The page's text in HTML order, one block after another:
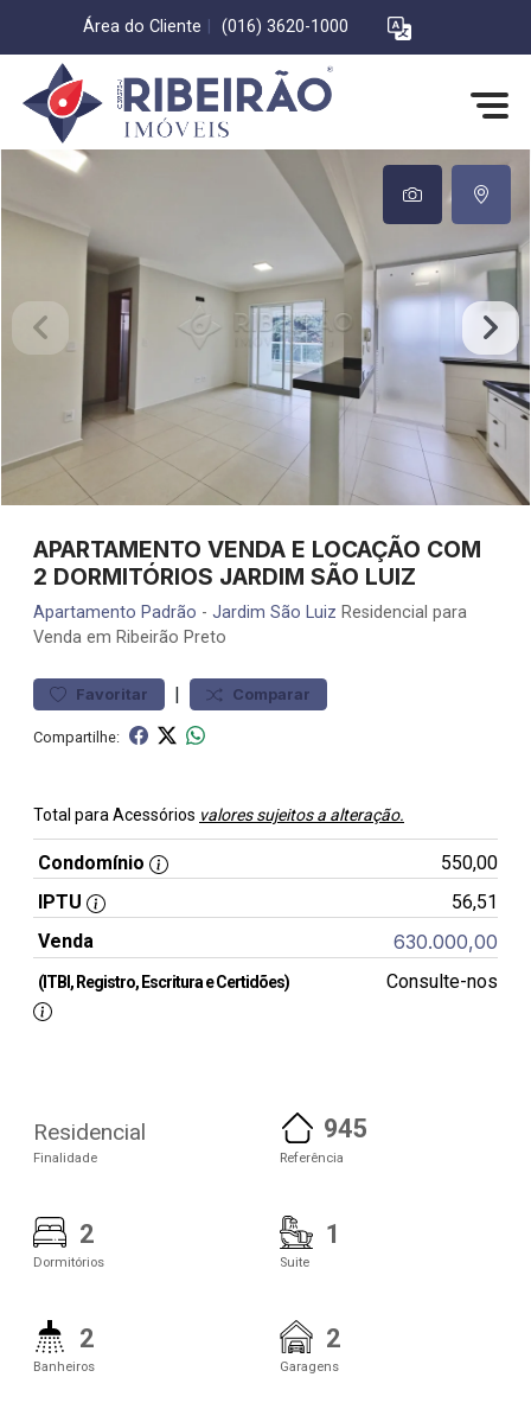
Área do Cliente (016) 3620-1000
APARTAMENTO VENDA E LOCAÇÃO COM
2 DORMITÓRIOS JARDIM SÃO LUIZ
Apartamento Padrão - Jardim São Luiz Residencial para
Venda em Ribeirão Preto
Favoritar | Comparar
Compartilhe:
Total para Acessórios valores sujeitos a alteração.
Condomínio
550,00
IPTU
56,51
Venda
630.000,00
(ITBI, Registro, Escritura e Certidões) Consulte-nos
Residencial
Finalidade
945
Referência
2
Dormitórios
1
Suite
2
Banheiros
2
Garagens